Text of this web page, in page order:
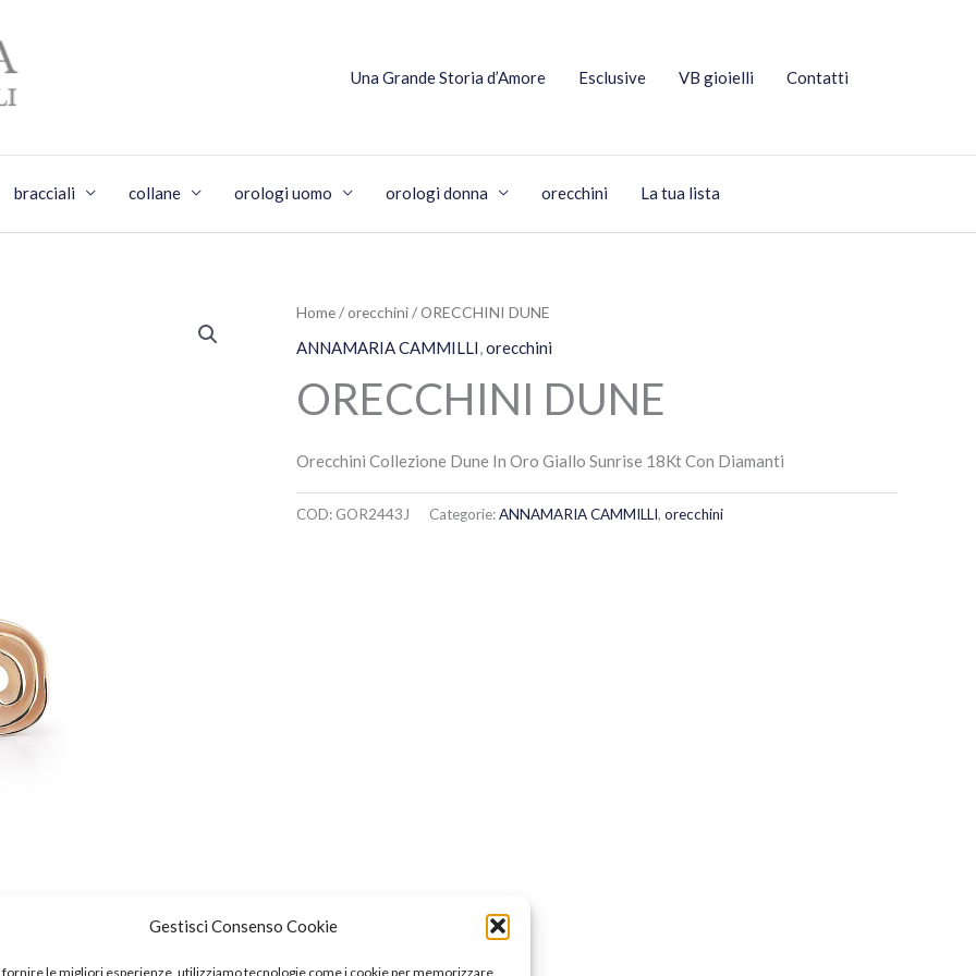
Gestisci Consenso Cookie
fornire le migliori esperienze, utilizziamo tecnologie come i cookie per memorizzare
Una Grande Storia d’Amore Esclusive VB gioielli Contatti
bracciali collane orologi uomo orologi donna orecchini La tua lista
Home/orecchini/ ORECCHINI DUNE
ANNAMARIA CAMMILLI,orecchini
ORECCHINI DUNE
Orecchini Collezione Dune In Oro Giallo Sunrise 18Kt Con Diamanti
COD: GOR2443J Categorie:ANNAMARIA CAMMILLI, orecchini